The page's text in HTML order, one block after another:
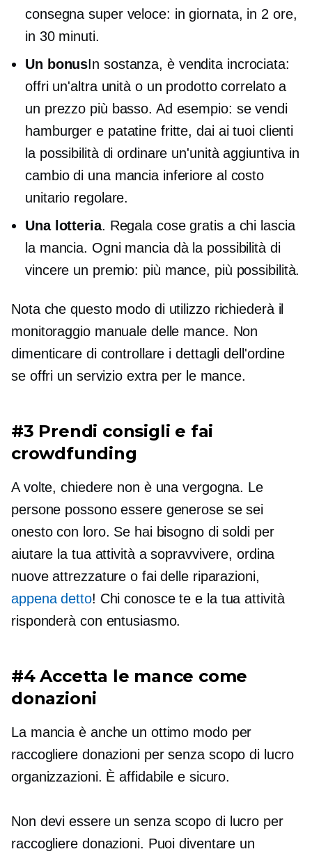
consegna super veloce: in giornata, in 2 ore,
in 30 minuti.
Un bonusIn sostanza, è vendita incrociata:
offri un'altra unità o un prodotto correlato a
un prezzo più basso. Ad esempio: se vendi
hamburger e patatine fritte, dai ai tuoi clienti
la possibilità di ordinare un'unità aggiuntiva in
cambio di una mancia inferiore al costo
unitario regolare.
Una lotteria. Regala cose gratis a chi lascia
la mancia. Ogni mancia dà la possibilità di
vincere un premio: più mance, più possibilità.
Nota che questo modo di utilizzo richiederà il
monitoraggio manuale delle mance. Non
dimenticare di controllare i dettagli dell'ordine
se offri un servizio extra per le mance.
#3 Prendi consigli e fai
crowdfunding
A volte, chiedere non è una vergogna. Le
persone possono essere generose se sei
onesto con loro. Se hai bisogno di soldi per
aiutare la tua attività a sopravvivere, ordina
nuove attrezzature o fai delle riparazioni,
appena detto! Chi conosce te e la tua attività
risponderà con entusiasmo.
#4 Accetta le mance come
donazioni
La mancia è anche un ottimo modo per
raccogliere donazioni persenza scopo di lucro
organizzazioni. È affidabile e sicuro.
Non devi essere unsenza scopo di lucro per
raccogliere donazioni. Puoi diventare un